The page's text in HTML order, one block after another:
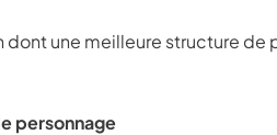
une meilleure structure de
personnage